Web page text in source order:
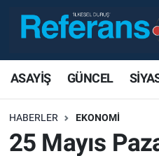
ASAYİŞ GÜNCEL
HABERLER EKONOMİ
25 Mayıs